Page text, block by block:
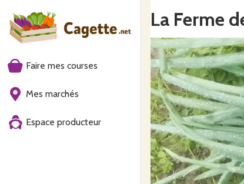
Faire mes courses
Mes marchés
Espace producteur
La Ferme